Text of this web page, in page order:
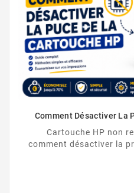
Comment Désactiver La
Cartouche HP non
comment désactiver la